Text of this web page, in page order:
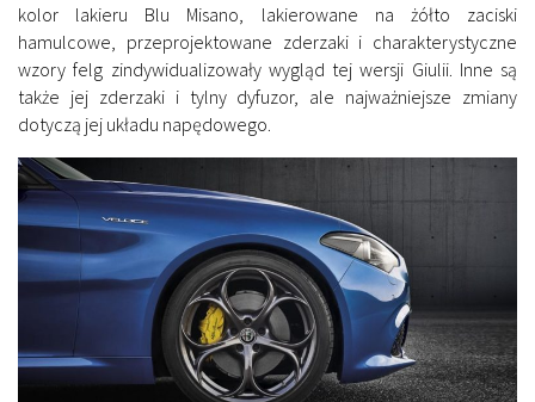
kolor lakieru Blu Misano, lakierowane na żółto zaciski
hamulcowe, przeprojektowane zderzaki i charakterystyczne
wzory felg zindywidualizowały wygląd tej wersji Giulii. Inne są
także jej zderzaki i tylny dyfuzor, ale najważniejsze zmiany
dotyczą jej układu napędowego.